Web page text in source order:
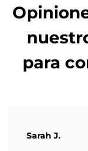
para
Sarah J.